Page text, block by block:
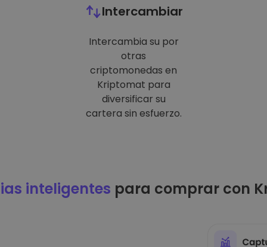
Intercambiar
Intercambia su por
otras
criptomonedas en
Kriptomat para
diversificar su
cartera sin esfuerzo.
inteligentes para comprar con